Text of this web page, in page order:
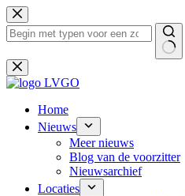
Ga
naar
de
Geen
resultaten
Home
Nieuws
Meer nieuws
Blog van de voorzitter
Nieuwsarchief
Locaties